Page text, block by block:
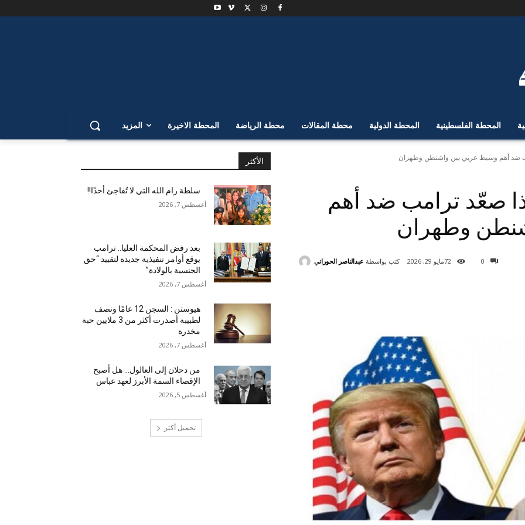
المحطة الفلسطينية المحطة الدولية محطة المقالات محطة الرياضة المحطة الاخيرة المزيد
الأكثر
سلطة رام الله التي لا تُفاجئ أحدًا!!
أغسطس 7, 2026
بعد رفض المحكمة العليا.. ترامب
يوقع أوامر تنفيذية جديدة لتقييد “حق
الجنسية بالولادة”
أغسطس 7, 2026
هيوستن : السجن 12 عامًا ونصف
لطبيبة أصدرت أكثر من 3 ملايين حبة
مخدرة
أغسطس 7, 2026
من دحلان إلى العالول… هل أصبح
الإقصاء السمة الأبرز لعهد عباس
أغسطس 5, 2026
تحميل أكثر
ضد أهم وسيط عربي بين واشنطن وطهران
صعّد ترامب ضد أهم
وطهران
0
72مايو 29, 2026 كتب بواسطة عبدالناصر الحوراني